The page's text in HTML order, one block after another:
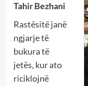
Tahir Bezhani
Rastësitë janë
ngjarje të
bukura të
jetës, kur ato
riciklojnë